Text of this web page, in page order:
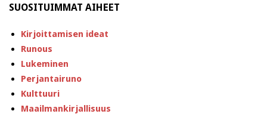
SUOSITUIMMAT AIHEET
Kirjoittamisen ideat
Runous
Lukeminen
Perjantairuno
Kulttuuri
Maailmankirjallisuus